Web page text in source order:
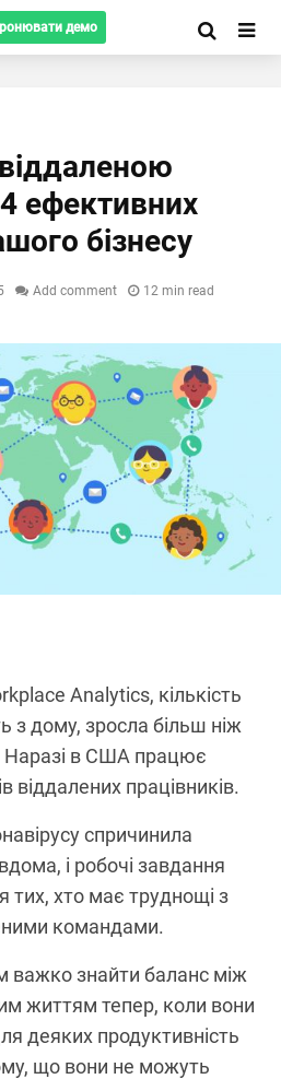
демо
ефективних
бізнесу
Add comment 12 min read
Analytics, кількість
дому, зросла більш ніж
Наразі в США працює
віддалених працівників.
спричинила
і робочі завдання
тих, хто має труднощі з
командами.
важко знайти баланс між
життям тепер, коли вони
деяких продуктивність
що вони не можуть